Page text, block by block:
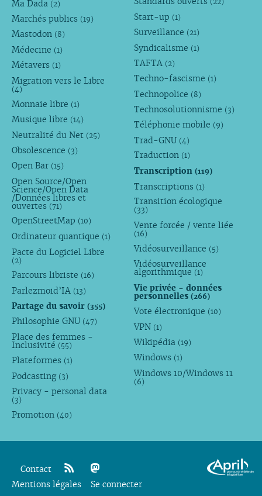
Ma Dada (2)
Marchés publics (19)
Mastodon (8)
Médecine (1)
Métavers (1)
Migration vers le Libre
(4)
Monnaie libre (1)
Musique libre (14)
Neutralité du Net (25)
Obsolescence (3)
Open Bar (15)
Open Source/Open
Science/Open Data
/Données libres et
ouvertes (71)
OpenStreetMap (10)
Ordinateur quantique (1)
Pacte du Logiciel Libre
(2)
Parcours libriste (16)
Parlezmoid’IA (13)
Partage du savoir (355)
Philosophie GNU (47)
Place des femmes -
Inclusivité (55)
Plateformes (1)
Podcasting (3)
Privacy - personal data
(3)
Promotion (40)
(22)
Start-up (1)
Surveillance (21)
Syndicalisme (1)
TAFTA (2)
Techno-fascisme (1)
Technopolice (8)
Technosolutionnisme (3)
Téléphonie mobile (9)
Trad-GNU (4)
Traduction (1)
Transcription(119)
Transcriptions (1)
Transition écologique
(33)
Vente forcée / vente liée
(16)
Vidéosurveillance (5)
Vidéosurveillance
algorithmique (1)
Vie privée - données
personnelles(266)
Vote électronique (10)
VPN (1)
Wikipédia (19)
Windows (1)
Windows 10/Windows 11
(6)
Contact
rss mastodon
Mentions légales Se connecter